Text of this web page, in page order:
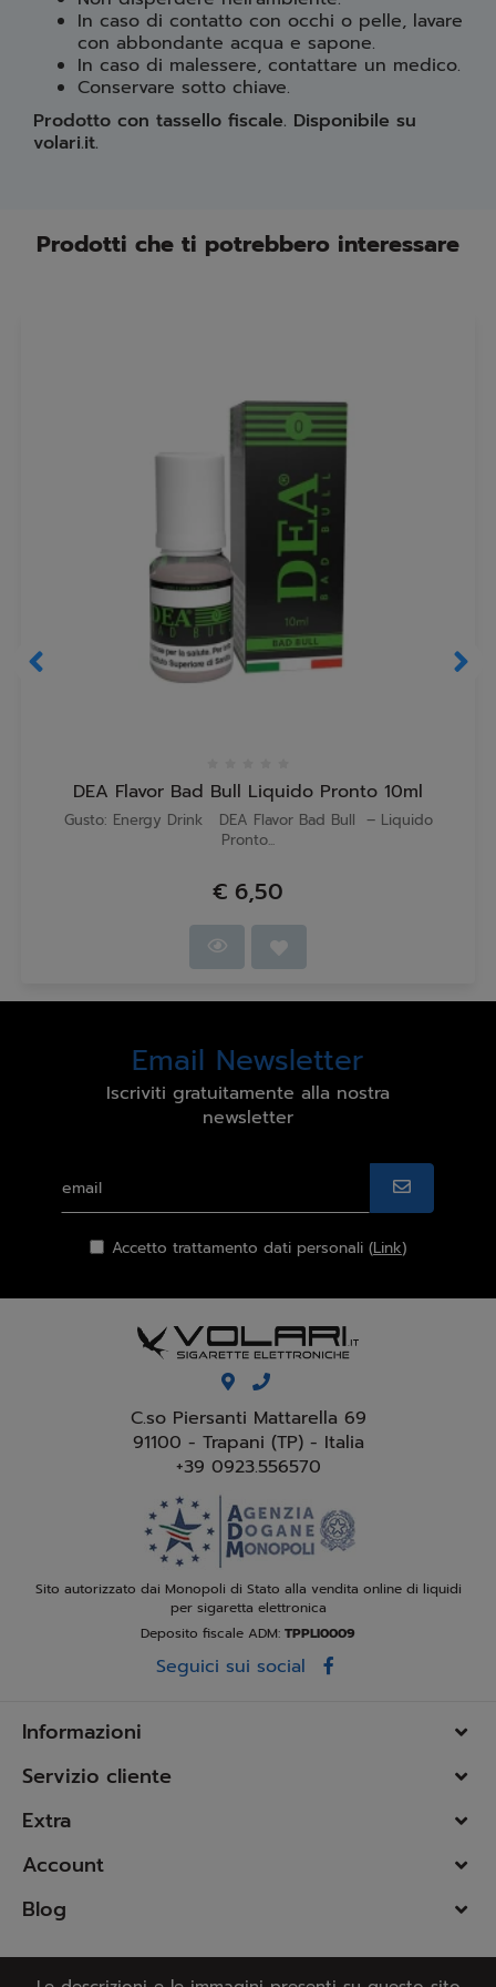
In caso di contatto con occhi o pelle, lavare
con abbondante acqua e sapone.
In caso di malessere, contattare un medico.
Conservare sotto chiave.
Prodotto con tassello fiscale. Disponibile su
volari.it.
Prodotti che ti potrebbero interessare
DEA Flavor Bad Bull Liquido Pronto 10ml
Gusto: Energy Drink DEA Flavor Bad Bull – Liquido
Pronto...
€ 6,50
Email Newsletter
Iscriviti gratuitamente alla nostra
newsletter
Accetto trattamento dati personali (Link)
C.so Piersanti Mattarella 69
91100 - Trapani (TP) - Italia
+39 0923.556570
Sito autorizzato dai Monopoli di Stato alla vendita online di liquidi
per sigaretta elettronica
Deposito fiscale ADM: TPPLI0009
Seguici sui social
Informazioni
Servizio cliente
Extra
Account
Blog